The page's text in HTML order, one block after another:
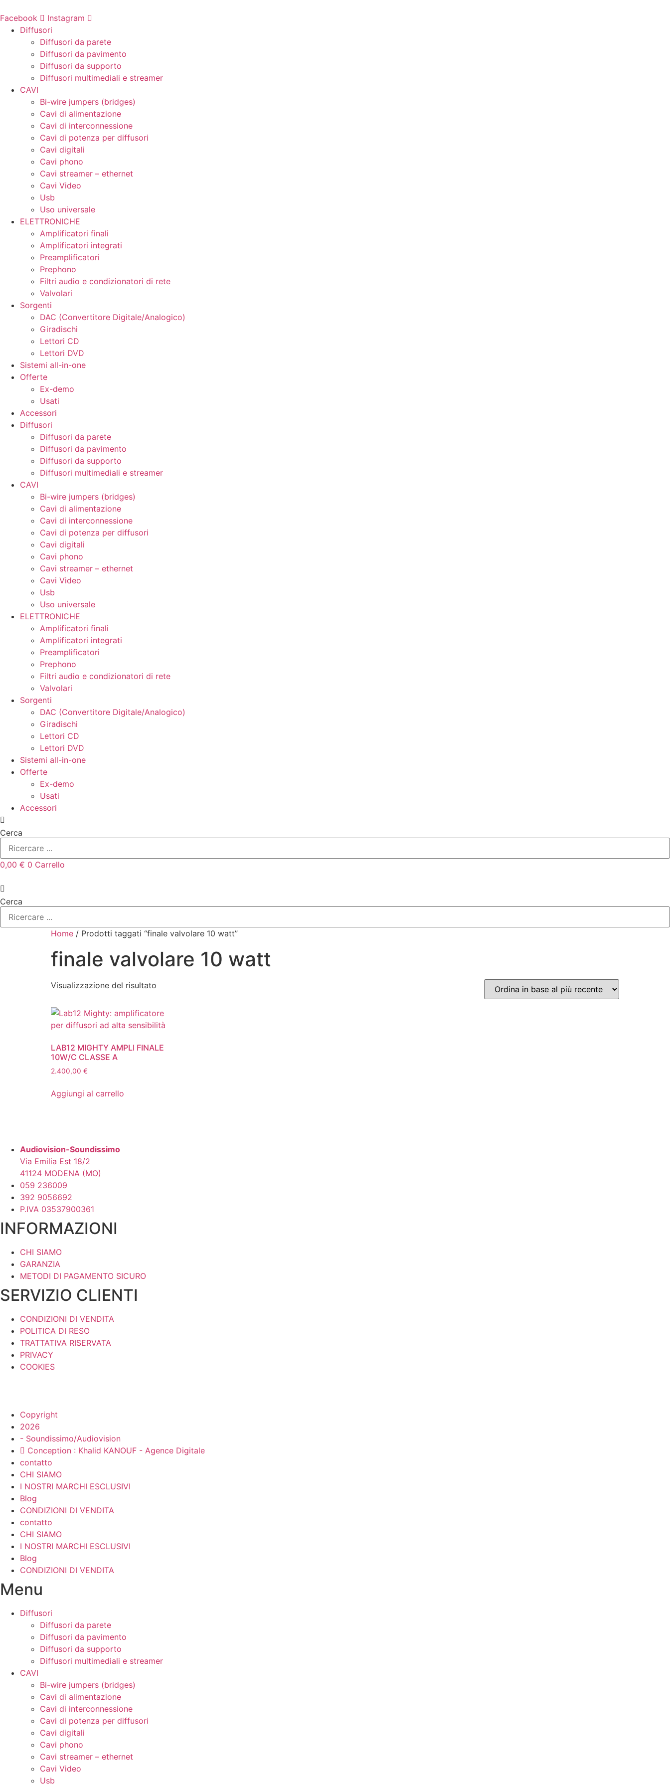
al
contenuto
Facebook
Instagram
Diffusori
Diffusori da parete
Diffusori da pavimento
Diffusori da supporto
Diffusori multimediali e streamer
CAVI
Bi-wire jumpers (bridges)
Cavi di alimentazione
Cavi di interconnessione
Cavi di potenza per diffusori
Cavi digitali
Cavi phono
Cavi streamer – ethernet
Cavi Video
Usb
Uso universale
ELETTRONICHE
Amplificatori finali
Amplificatori integrati
Preamplificatori
Prephono
Filtri audio e condizionatori di rete
Valvolari
Sorgenti
DAC (Convertitore Digitale/Analogico)
Giradischi
Lettori CD
Lettori DVD
Sistemi all-in-one
Offerte
Ex-demo
Usati
Accessori
Diffusori
Diffusori da parete
Diffusori da pavimento
Diffusori da supporto
Diffusori multimediali e streamer
CAVI
Bi-wire jumpers (bridges)
Cavi di alimentazione
Cavi di interconnessione
Cavi di potenza per diffusori
Cavi digitali
Cavi phono
Cavi streamer – ethernet
Cavi Video
Usb
Uso universale
ELETTRONICHE
Amplificatori finali
Amplificatori integrati
Preamplificatori
Prephono
Filtri audio e condizionatori di rete
Valvolari
Sorgenti
DAC (Convertitore Digitale/Analogico)
Giradischi
Lettori CD
Lettori DVD
Sistemi all-in-one
Offerte
Ex-demo
Usati
Accessori
Cerca
0,00 € 0 Carrello
Cerca
Home / Prodotti taggati “finale valvolare 10 watt”
finale valvolare 10 watt
Visualizzazione del risultato
LAB12 MIGHTY AMPLI FINALE
10W/C CLASSE A
2.400,00 €
Aggiungi al carrello
Audiovision-Soundissimo
Via Emilia Est 18/2
41124 MODENA (MO)
059 236009
392 9056692
P.IVA 03537900361
INFORMAZIONI
CHI SIAMO
GARANZIA
METODI DI PAGAMENTO SICURO
SERVIZIO CLIENTI
CONDIZIONI DI VENDITA
POLITICA DI RESO
TRATTATIVA RISERVATA
PRIVACY
COOKIES
Copyright
2026
- Soundissimo/Audiovision
Conception : Khalid KANOUF - Agence Digitale
contatto
CHI SIAMO
I NOSTRI MARCHI ESCLUSIVI
Blog
CONDIZIONI DI VENDITA
contatto
CHI SIAMO
I NOSTRI MARCHI ESCLUSIVI
Blog
CONDIZIONI DI VENDITA
Menu
Diffusori
Diffusori da parete
Diffusori da pavimento
Diffusori da supporto
Diffusori multimediali e streamer
CAVI
Bi-wire jumpers (bridges)
Cavi di alimentazione
Cavi di interconnessione
Cavi di potenza per diffusori
Cavi digitali
Cavi phono
Cavi streamer – ethernet
Cavi Video
Usb